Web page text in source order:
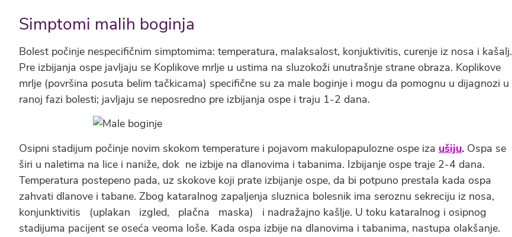
Simptomi malih boginja
Bolest počinje nespecifičnim simptomima: temperatura, malaksalost, konjuktivitis, curenje iz nosa i kašalj.
Pre izbijanja ospe javljaju se Koplikove mrlje u ustima na sluzokoži unutrašnje strane obraza. Koplikove
mrlje (površina posuta belim tačkicama) specifične su za male boginje i mogu da pomognu u dijagnozi u
ranoj fazi bolesti; javljaju se neposredno pre izbijanja ospe i traju 1-2 dana.
Osipni stadijum počinje novim skokom tem­perature i pojavom makulopapulozne ospe iza ušiju. Ospa se
širi u naletima na lice i naniže, dok ne izbije na dlanovima i tabanima. Izbijanje ospe traje 2-4 dana.
Temperatura postepeno pada, uz skokove koji prate izbijanje ospe, da bi potpuno prestala kada ospa
zahvati dlanove i tabane. Zbog kataralnog zapaljenja sluznica bolesnik ima seroznu sekreciju iz nosa,
konjunktivitis (uplakan izgled, plačna maska) i nadražajno kašlje. U toku kataralnog i osipnog
stadijuma pacijent se oseća veoma loše. Kada ospa izbije na dlanovima i tabanima, nastupa olakšanje.